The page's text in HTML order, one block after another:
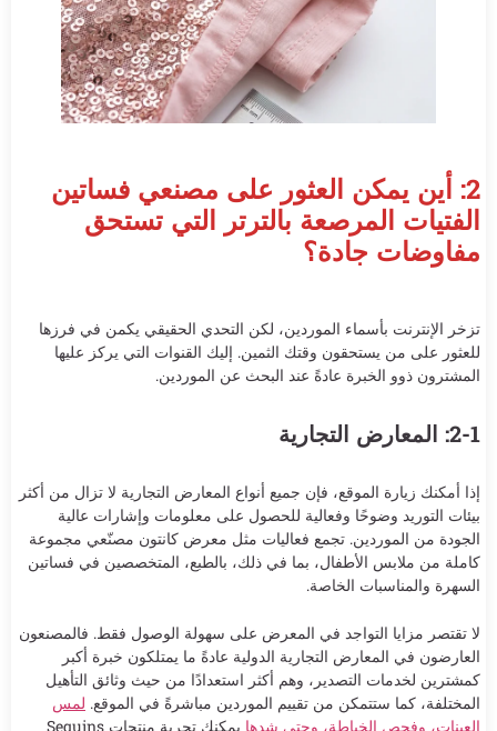
2: أين يمكن العثور على مصنعي فساتين
الفتيات المرصعة بالترتر التي تستحق
مفاوضات جادة؟
تزخر الإنترنت بأسماء الموردين، لكن التحدي الحقيقي يكمن في فرزها
للعثور على من يستحقون وقتك الثمين. إليك القنوات التي يركز عليها
المشترون ذوو الخبرة عادةً عند البحث عن الموردين.
2-1: المعارض التجارية
إذا أمكنك زيارة الموقع، فإن جميع أنواع المعارض التجارية لا تزال من أكثر
بيئات التوريد وضوحًا وفعالية للحصول على معلومات وإشارات عالية
الجودة من الموردين. تجمع فعاليات مثل معرض كانتون مصنّعي مجموعة
كاملة من ملابس الأطفال، بما في ذلك، بالطبع، المتخصصين في فساتين
السهرة والمناسبات الخاصة.
لا تقتصر مزايا التواجد في المعرض على سهولة الوصول فقط. فالمصنعون
العارضون في المعارض التجارية الدولية عادةً ما يمتلكون خبرة أكبر
كمشترين لخدمات التصدير، وهم أكثر استعدادًا من حيث وثائق التأهيل
المختلفة، كما ستتمكن من تقييم الموردين مباشرةً في الموقع. لمس
العينات، وفحص الخياطة، وحتى شدها
يمكنكِ تجربة منتجات Sequins